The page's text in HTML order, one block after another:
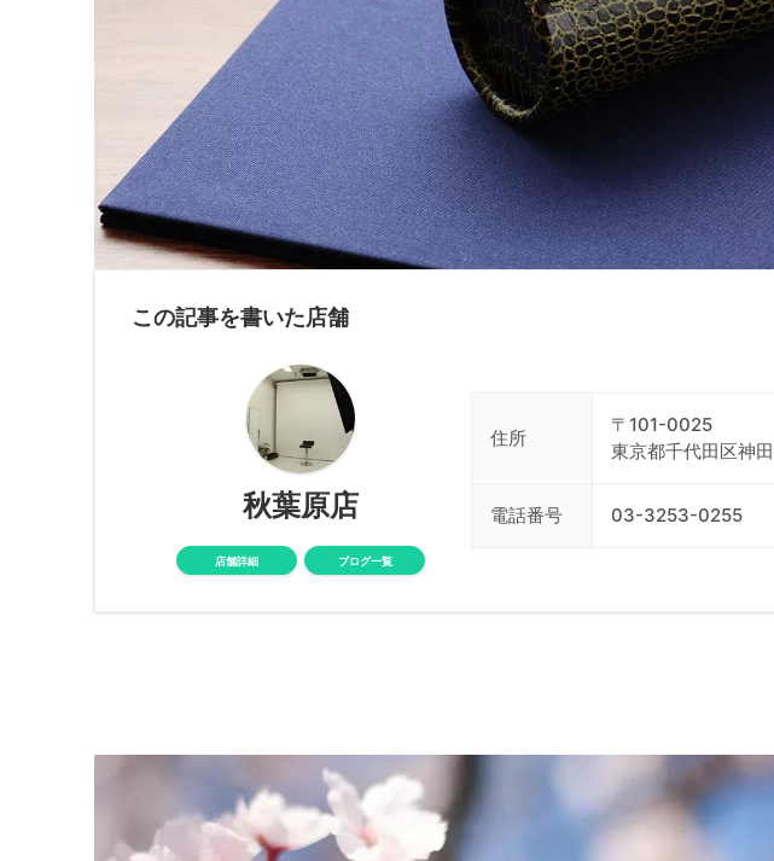
この記事を書いた店舗
秋葉原店
店舗詳細 ブログ一覧
住所
〒101-0025
東京都千代田区神
電話番号 03-3253-0255